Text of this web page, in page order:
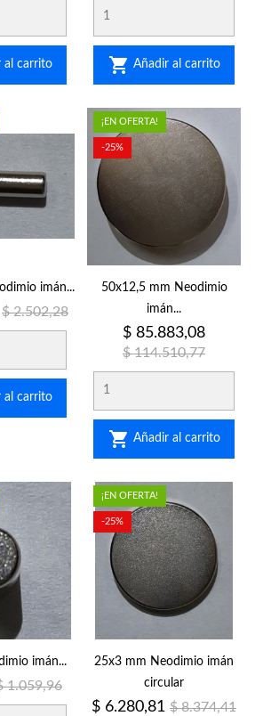
al carrito  Añadir al carrito
imán...
Precio
regular
$ 2.502,28
al carrito
50x12,5 mm Neodimio
imán...
Precio
$ 85.883,08Precio
regular
$ 114.510,77
 Añadir al carrito
¡EN OFERTA!
-25%
imán...
1.059,96
25x3 mm Neodimio imán
circular
Precio
$ 6.280,81 Precio
$ 8.374,41
¡EN OFERTA!
-25%